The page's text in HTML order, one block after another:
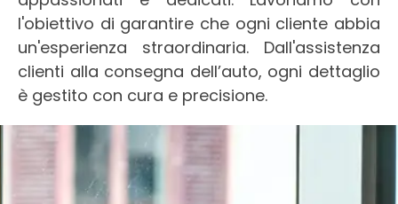
l'obiettivo di garantire che ogni cliente abbia
un'esperienza straordinaria. Dall'assistenza
clienti alla consegna dell’auto, ogni dettaglio
è gestito con cura e precisione.